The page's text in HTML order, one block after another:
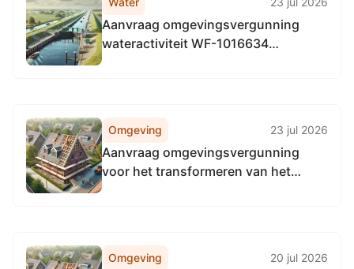
Aanvraag omgevingsvergunning
wateractiviteit WF-1016634
1,Midsland
Omgeving 23 jul 2026
Aanvraag omgevingsvergunning
voor het transformeren van het
Omgeving 20 jul 2026